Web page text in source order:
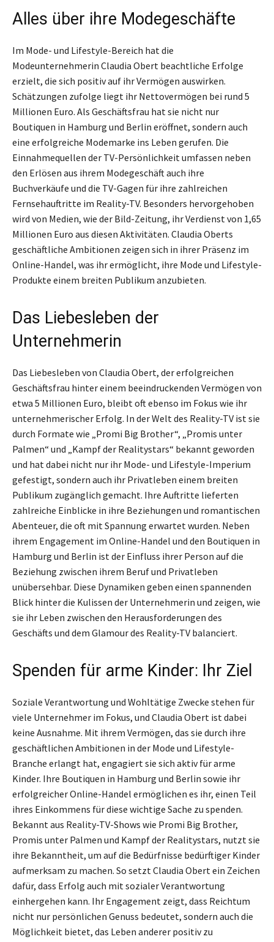
Alles über ihre Modegeschäfte
Im Mode- und Lifestyle-Bereich hat die
Modeunternehmerin Claudia Obert beachtliche Erfolge
erzielt, die sich positiv auf ihr Vermögen auswirken.
Schätzungen zufolge liegt ihr Nettovermögen bei rund 5
Millionen Euro. Als Geschäftsfrau hat sie nicht nur
Boutiquen in Hamburg und Berlin eröffnet, sondern auch
eine erfolgreiche Modemarke ins Leben gerufen. Die
Einnahmequellen der TV-Persönlichkeit umfassen neben
den Erlösen aus ihrem Modegeschäft auch ihre
Buchverkäufe und die TV-Gagen für ihre zahlreichen
Fernsehauftritte im Reality-TV. Besonders hervorgehoben
wird von Medien, wie der Bild-Zeitung, ihr Verdienst von 1,65
Millionen Euro aus diesen Aktivitäten. Claudia Oberts
geschäftliche Ambitionen zeigen sich in ihrer Präsenz im
Online-Handel, was ihr ermöglicht, ihre Mode und Lifestyle-
Produkte einem breiten Publikum anzubieten.
Das Liebesleben der
Unternehmerin
Das Liebesleben von Claudia Obert, der erfolgreichen
Geschäftsfrau hinter einem beeindruckenden Vermögen von
etwa 5 Millionen Euro, bleibt oft ebenso im Fokus wie ihr
unternehmerischer Erfolg. In der Welt des Reality-TV ist sie
durch Formate wie „Promi Big Brother“, „Promis unter
Palmen“ und „Kampf der Realitystars“ bekannt geworden
und hat dabei nicht nur ihr Mode- und Lifestyle-Imperium
gefestigt, sondern auch ihr Privatleben einem breiten
Publikum zugänglich gemacht. Ihre Auftritte lieferten
zahlreiche Einblicke in ihre Beziehungen und romantischen
Abenteuer, die oft mit Spannung erwartet wurden. Neben
ihrem Engagement im Online-Handel und den Boutiquen in
Hamburg und Berlin ist der Einfluss ihrer Person auf die
Beziehung zwischen ihrem Beruf und Privatleben
unübersehbar. Diese Dynamiken geben einen spannenden
Blick hinter die Kulissen der Unternehmerin und zeigen, wie
sie ihr Leben zwischen den Herausforderungen des
Geschäfts und dem Glamour des Reality-TV balanciert.
Spenden für arme Kinder: Ihr Ziel
Soziale Verantwortung und Wohltätige Zwecke stehen für
viele Unternehmer im Fokus, und Claudia Obert ist dabei
keine Ausnahme. Mit ihrem Vermögen, das sie durch ihre
geschäftlichen Ambitionen in der Mode und Lifestyle-
Branche erlangt hat, engagiert sie sich aktiv für arme
Kinder. Ihre Boutiquen in Hamburg und Berlin sowie ihr
erfolgreicher Online-Handel ermöglichen es ihr, einen Teil
ihres Einkommens für diese wichtige Sache zu spenden.
Bekannt aus Reality-TV-Shows wie Promi Big Brother,
Promis unter Palmen und Kampf der Realitystars, nutzt sie
ihre Bekanntheit, um auf die Bedürfnisse bedürftiger Kinder
aufmerksam zu machen. So setzt Claudia Obert ein Zeichen
dafür, dass Erfolg auch mit sozialer Verantwortung
einhergehen kann. Ihr Engagement zeigt, dass Reichtum
nicht nur persönlichen Genuss bedeutet, sondern auch die
Möglichkeit bietet, das Leben anderer positiv zu